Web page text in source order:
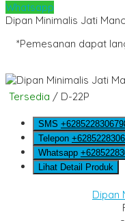
Whatsapp
Dipan Minimalis Jati
*Pemesanan dapat
Tersedia / D-22P
SMS
Telepon
Whatsapp
Lihat Detail Produk
Dipan